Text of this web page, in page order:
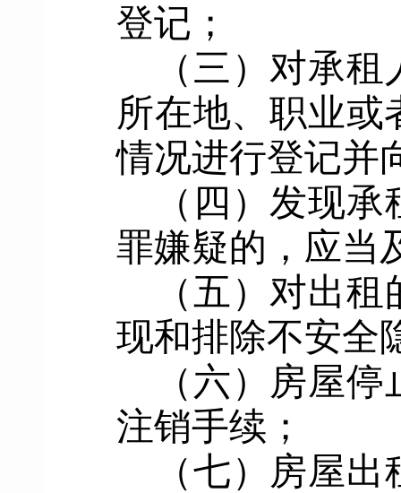
登记 ；
（三）对承
所在地、职业或
情况进行登记并
（四）发现
罪嫌疑的，应当
（五）对出
现和排除不安全
（六）房屋
注销手续；
（七）房屋